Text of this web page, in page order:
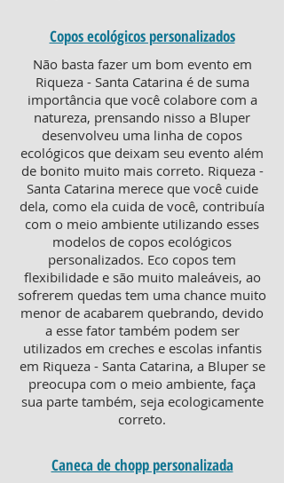
Copos ecológicos personalizados
Não basta fazer um bom evento em
Riqueza - Santa Catarina é de suma
importância que você colabore com a
natureza, prensando nisso a Bluper
desenvolveu uma linha de copos
ecológicos que deixam seu evento além
de bonito muito mais correto. Riqueza -
Santa Catarina merece que você cuide
dela, como ela cuida de você, contribuía
com o meio ambiente utilizando esses
modelos de copos ecológicos
personalizados. Eco copos tem
flexibilidade e são muito maleáveis, ao
sofrerem quedas tem uma chance muito
menor de acabarem quebrando, devido
a esse fator também podem ser
utilizados em creches e escolas infantis
em Riqueza - Santa Catarina, a Bluper se
preocupa com o meio ambiente, faça
sua parte também, seja ecologicamente
correto.
Caneca de chopp personalizada